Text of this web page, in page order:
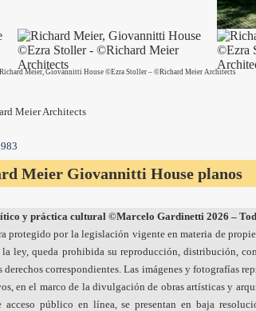
Richard Meier, Giovannitti House ©Ezra Stoller – ©Richard Meier Architects
Meier Architects
Meier Giovannitti House planos
y práctica cultural ©Marcelo Gardinetti 2026 –
protegido por la legislación vigente en materia de
la ley, queda prohibida su reproducción, distribución,
correspondientes. Las imágenes y fotografías
en el marco de la divulgación de obras artísticas y
público en línea, se presentan en baja